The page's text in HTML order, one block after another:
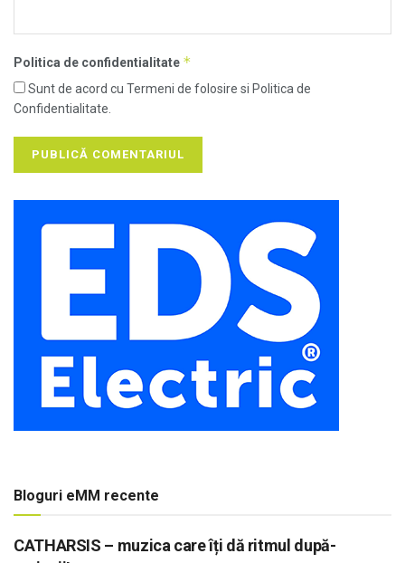
Politica de confidentialitate *
Sunt de acord cu Termeni de folosire si Politica de
Confidentialitate.
Bloguri eMM recente
CATHARSIS – muzica care îți dă ritmul după-